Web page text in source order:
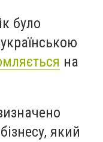
було
на
який